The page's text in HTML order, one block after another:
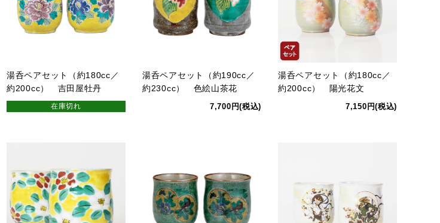
湯呑ペアセット（約180cc／
約200cc） 吉田屋牡丹
在庫切れ
湯呑ペアセット（約190cc／
約230cc） 色絵山茶花
7,700円(税込)
湯呑ペアセット（約180cc／
約200cc） 陽光花文
7,150円(税込)